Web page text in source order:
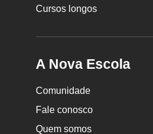
Cursos longos
A Nova Escola
Comunidade
Fale conosco
Quem somos